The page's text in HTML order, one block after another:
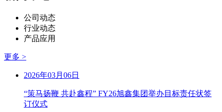
公司动态
行业动态
产品应用
更多 >
2026年03月06日
“策马扬鞭 共赴鑫程” FY26旭鑫集团举办目标责任状签
订仪式